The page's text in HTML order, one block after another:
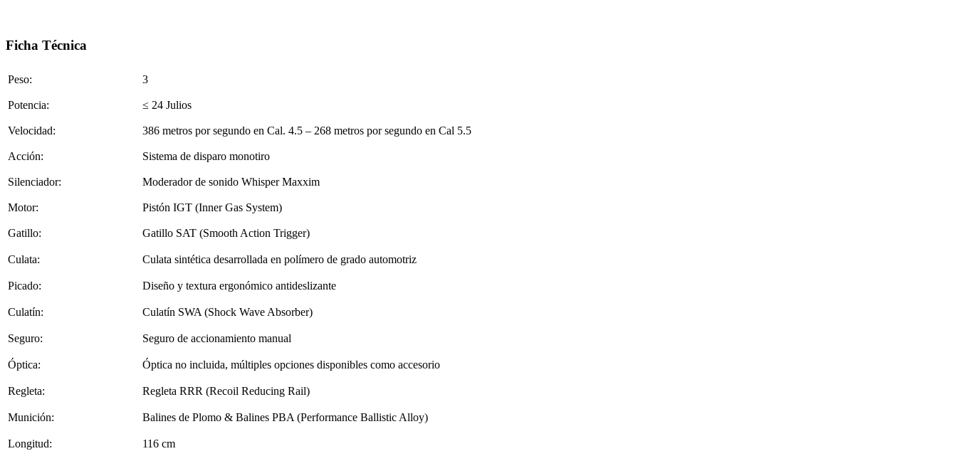
Ficha Técnica
Peso: 3
Potencia: ≤ 24 Julios
Velocidad: 386 metros por segundo en Cal. 4.5 – 268 metros por segundo en Cal 5.5
Acción: Sistema de disparo monotiro
Silenciador: Moderador de sonido Whisper Maxxim
Motor: Pistón IGT (Inner Gas System)
Gatillo: Gatillo SAT (Smooth Action Trigger)
Culata: Culata sintética desarrollada en polímero de grado automotriz
Picado: Diseño y textura ergonómico antideslizante
Culatín: Culatín SWA (Shock Wave Absorber)
Seguro: Seguro de accionamiento manual
Óptica: Óptica no incluida, múltiples opciones disponibles como accesorio
Regleta: Regleta RRR (Recoil Reducing Rail)
Munición: Balines de Plomo & Balines PBA (Performance Ballistic Alloy)
Longitud: 116 cm